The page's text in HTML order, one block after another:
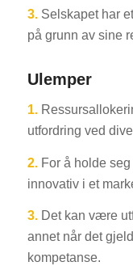
3. Selskapet har
på grunn av sine
Ulemper
1.
utfordring ved
2.For å holde
innovativ i et
3. Det kan være
annet når det
kompetanse.